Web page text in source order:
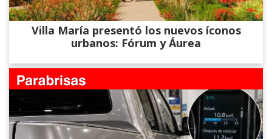
Villa María presentó los nuevos íconos
urbanos: Fórum y Áurea